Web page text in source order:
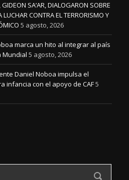
GIDEON SA’AR, DIALOGARON SOBRE
CONTRA EL TERRORISMO Y
5 agosto, 2026
marca un hito al integrar al país
Mundial 5 agosto, 2026
Daniel Noboa impulsa el
infancia con el apoyo de CAF5